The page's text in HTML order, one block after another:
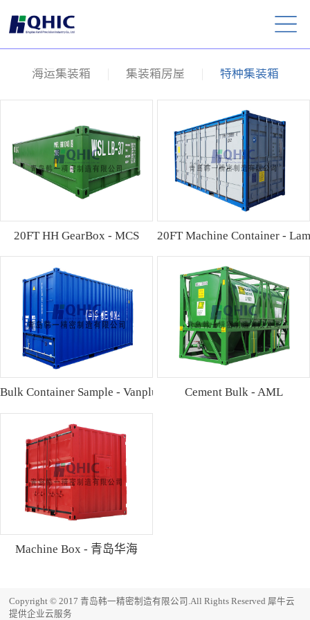
海运集装箱 集装箱房屋 特种集装箱
20FT HH GearBox - MCS 20FT Machine Container -
Bulk Container Sample - Vanplus Cement Bulk - AML
Machine Box - 青岛华海
Copyright © 2017 青岛韩一精密制造有限公司.All Rights Reserved 犀牛云
提供企业云服务